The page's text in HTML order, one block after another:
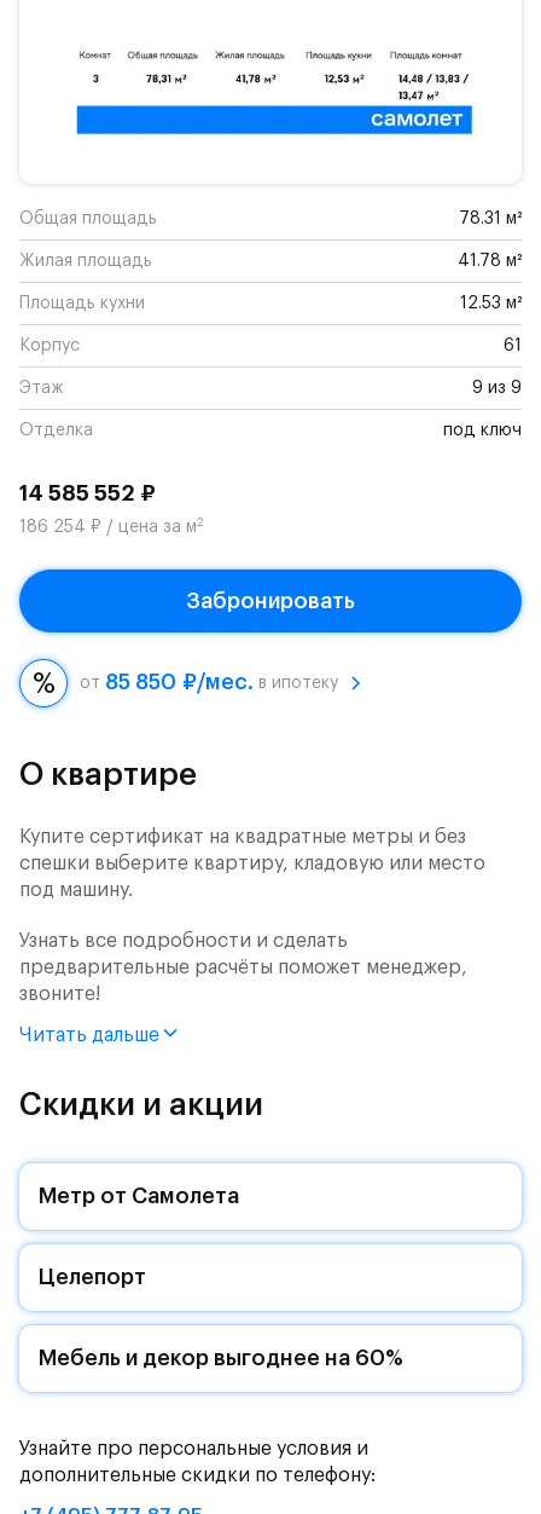
Общая площадь 78.31 м²
Жилая площадь 41.78 м²
Площадь кухни 12.53 м²
Корпус 61
Этаж 9 из 9
Отделка под ключ
14 585 552 ₽
186 254 ₽ / цена за м2
Забронировать
от 85 850 ₽/мес. в ипотеку
О квартире
Купите сертификат на квадратные метры и без
спешки выберите квартиру, кладовую или место
под машину.
Узнать все подробности и сделать
предварительные расчёты поможет менеджер,
звоните!
Продается 3-комн. квартира с отделкой. Квартира
дома (Корпус 61, Секция 2) в ЖК «Рублевский
Квартал» от группы «Самолет».
Цена указана с учетом готовой отделки и кухни.
«Рублевский квартал» — это экологичный проект
от группы Самолет рядом с Дубковским и
Подушкинским лесами.
Он сочетает близость к природным комплексам,
престижный статус западного направления и
возможность удобно добраться до столицы.
чистовой отделкой, закрытый двор без машин —
квартал станет по-настоящему «своей»
Читать дальше
Скидки и акции
Метр от Самолета
Целепорт
Мебель и декор выгоднее на 60%
Узнайте про персональные условия и
дополнительные скидки по телефону: